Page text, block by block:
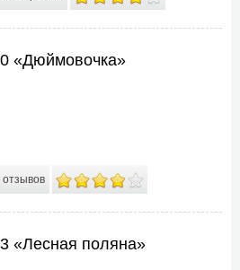
отзывов
поляна»